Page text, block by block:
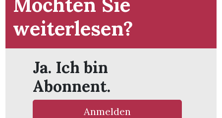
weiterlesen?
Ja. Ich bin
Abonnent.
Anmelden